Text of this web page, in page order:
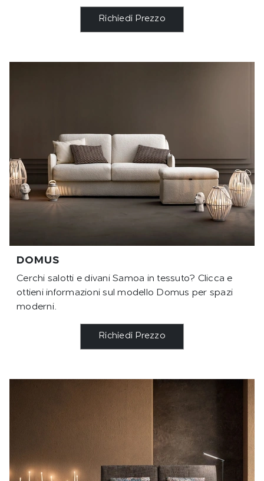
Richiedi Prezzo
DOMUS
Cerchi salotti e divani Samoa in tessuto? Clicca e
ottieni informazioni sul modello Domus per spazi
moderni.
Richiedi Prezzo